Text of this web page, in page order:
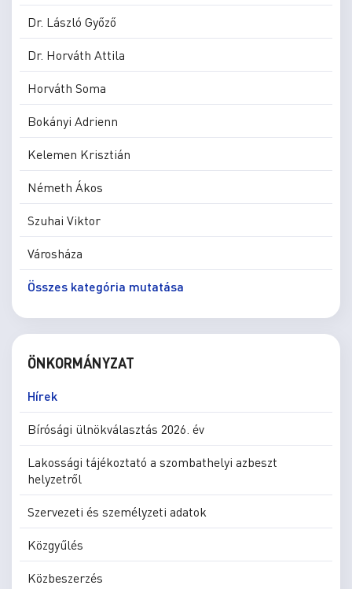
Dr. László Győző
Dr. Horváth Attila
Horváth Soma
Bokányi Adrienn
Kelemen Krisztián
Németh Ákos
Szuhai Viktor
Városháza
Összes kategória mutatása
ÖNKORMÁNYZAT
Hírek
Bírósági ülnökválasztás 2026. év
Lakossági tájékoztató a szombathelyi azbeszt
helyzetről
Szervezeti és személyzeti adatok
Közgyűlés
Közbeszerzés